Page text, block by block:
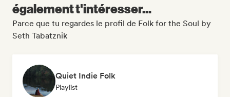
également t'intéresser...
Parce que tu regardes le profil de Folk for the Soul by
Seth Tabatznik
Quiet Indie Folk
Playlist